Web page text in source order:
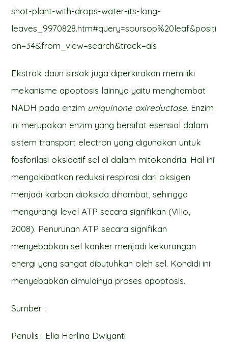
shot-plant-with-drops-water-its-long-
leaves_9970828.htm#query=soursop%20leaf&positi
on=34&from_view=search&track=ais
Ekstrak daun sirsak juga diperkirakan memiliki
mekanisme apoptosis lainnya yaitu menghambat
NADH pada enzim uniquinone oxireductase. Enzim
ini merupakan enzim yang bersifat esensial dalam
sistem transport electron yang digunakan untuk
fosforilasi oksidatif sel di dalam mitokondria. Hal ini
mengakibatkan reduksi respirasi dari oksigen
menjadi karbon dioksida dihambat, sehingga
mengurangi level ATP secara signifikan (Villo,
2008). Penurunan ATP secara signifikan
menyebabkan sel kanker menjadi kekurangan
energi yang sangat dibutuhkan oleh sel. Kondidi ini
menyebabkan dimulainya proses apoptosis.
Sumber :
Penulis : Elia Herlina Dwiyanti